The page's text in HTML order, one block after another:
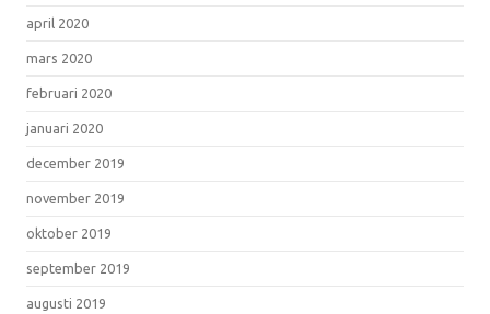
april 2020
mars 2020
februari 2020
januari 2020
december 2019
november 2019
oktober 2019
september 2019
augusti 2019